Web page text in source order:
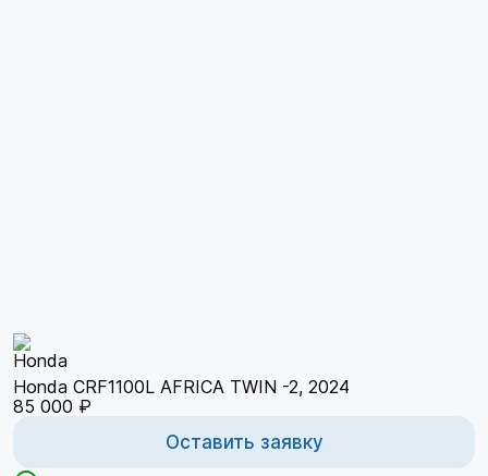
Honda CRF1100L AFRICA TWIN -2, 2024
85 000 ₽
Оставить заявку